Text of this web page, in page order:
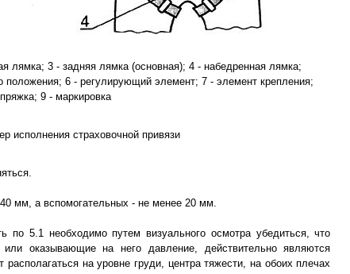
лямка; 3 - задняя лямка (основная); 4 - набедренная лямка;
положения; 6 - регулирующий элемент; 7 - элемент крепления;
9 - маркировка
исполнения страховочной привязи
мм, а вспомогательных - не менее 20 мм.
по 5.1 необходимо путем визуального осмотра убедиться, что
оказывающие на него давление, действительно являются
на уровне груди, центра тяжести, на обоих плечах